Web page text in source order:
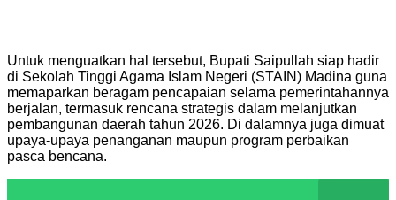
Untuk menguatkan hal tersebut, Bupati Saipullah siap hadir
di Sekolah Tinggi Agama Islam Negeri (STAIN) Madina guna
memaparkan beragam pencapaian selama pemerintahannya
berjalan, termasuk rencana strategis dalam melanjutkan
pembangunan daerah tahun 2026. Di dalamnya juga dimuat
upaya-upaya penanganan maupun program perbaikan
pasca bencana.